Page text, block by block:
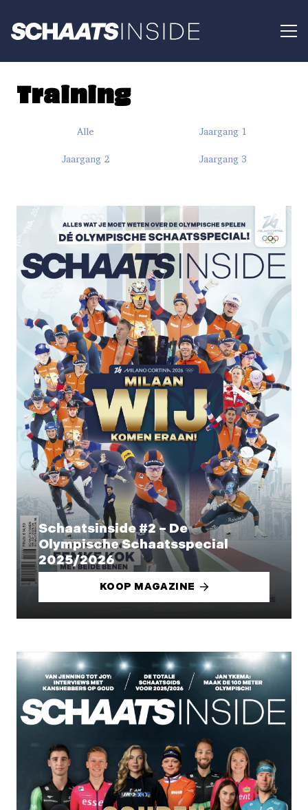
Training
Alle Jaargang 1
Jaargang 2 Jaargang 3
Schaatsinside #2 – De
Olympische Schaatsspecial
2025/2026
KOOP MAGAZINE